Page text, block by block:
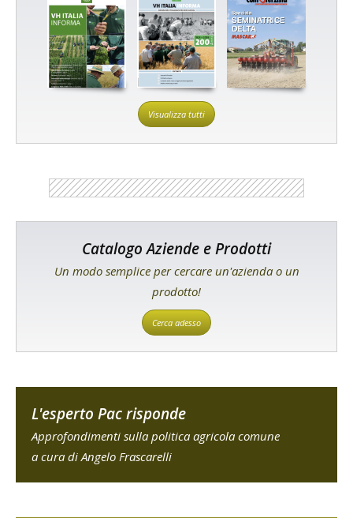
Visualizza tutti
Catalogo Aziende e Prodotti
Un modo semplice per cercare un'azienda o un
prodotto!
Cerca adesso
L'esperto Pac risponde
Approfondimenti sulla politica agricola comune
a cura di Angelo Frascarelli